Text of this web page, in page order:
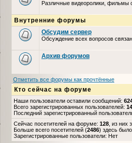
Различные видеоролики, фильмы
Внутренние форумы
Обсудим сервер
Обсуждение всех вопросов
Архив форумов
Отметить все форумы как прочтённые
Кто сейчас на форуме
Наши пользователи оставили сообщений:
Всего зарегистрированных пользователей:
Последний зарегистрированный
Сейчас посетителей на форуме: 128 , из
Больше всего посетителей (2486) здесь
Зарегистрированные пользователи: Нет